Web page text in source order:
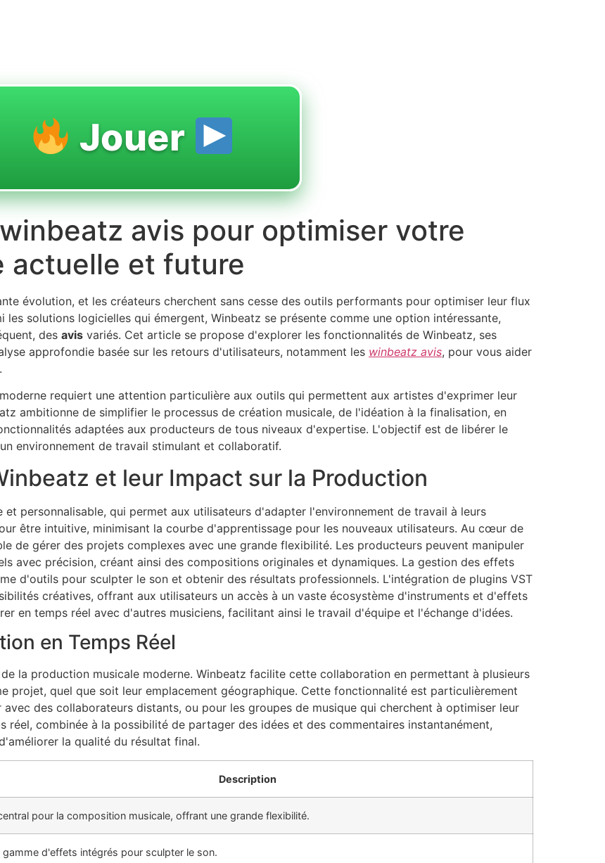
Jouer
avis pour optimiser votre
actuelle et future
évolution, et les créateurs cherchent sans cesse des outils performants pour optimiser leur flux
solutions logicielles qui émergent, Winbeatz se présente comme une option intéressante,
des avis variés. Cet article se propose d'explorer les fonctionnalités de Winbeatz, ses
approfondie basée sur les retours d'utilisateurs, notamment les winbeatz avis, pour vous aider
requiert une attention particulière aux outils qui permettent aux artistes d'exprimer leur
ambitionne de simplifier le processus de création musicale, de l'idéation à la finalisation, en
adaptées aux producteurs de tous niveaux d'expertise. L'objectif est de libérer le
environnement de travail stimulant et collaboratif.
et leur Impact sur la Production
personnalisable, qui permet aux utilisateurs d'adapter l'environnement de travail à leurs
être intuitive, minimisant la courbe d'apprentissage pour les nouveaux utilisateurs. Au cœur de
de gérer des projets complexes avec une grande flexibilité. Les producteurs peuvent manipuler
avec précision, créant ainsi des compositions originales et dynamiques. La gestion des effets
d'outils pour sculpter le son et obtenir des résultats professionnels. L'intégration de plugins VST
créatives, offrant aux utilisateurs un accès à un vaste écosystème d'instruments et d'effets
en temps réel avec d'autres musiciens, facilitant ainsi le travail d'équipe et l'échange d'idées.
en Temps Réel
la production musicale moderne. Winbeatz facilite cette collaboration en permettant à plusieurs
projet, quel que soit leur emplacement géographique. Cette fonctionnalité est particulièrement
des collaborateurs distants, ou pour les groupes de musique qui cherchent à optimiser leur
réel, combinée à la possibilité de partager des idées et des commentaires instantanément,
la qualité du résultat final.
Description
pour la composition musicale, offrant une grande flexibilité.
gamme d'effets intégrés pour sculpter le son.